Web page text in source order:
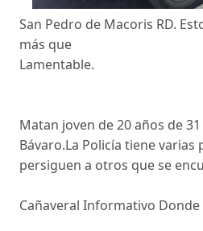
San Pedro de Macoris RD.
más que
Lamentable.
Matan joven de 20 años de
Bávaro.La Policía tiene
persiguen a otros que se
Cañaveral Informativo Donde